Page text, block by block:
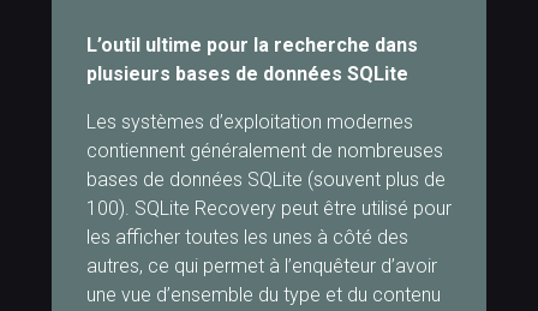
L’outil ultime pour la recherche dans
plusieurs bases de données SQLite
Les systèmes d’exploitation modernes
contiennent généralement de nombreuses
bases de données SQLite (souvent plus de
100). SQLite Recovery peut être utilisé pour
les afficher toutes les unes à côté des
autres, ce qui permet à l’enquêteur d’avoir
une vue d’ensemble du type et du contenu